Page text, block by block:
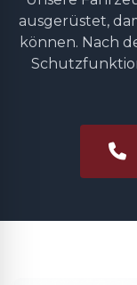
ausgerüstet,
können. Nach